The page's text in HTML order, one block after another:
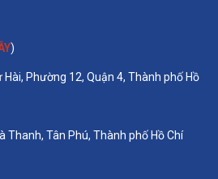
)
Phường 12, Quận 4, Thành phố Hồ
Thanh, Tân Phú, Thành phố Hồ Chí